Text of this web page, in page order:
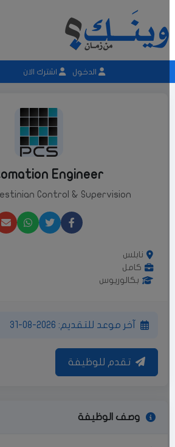
الدخول اشترك الان
Engineer
Control & Supervision -
نابلس
كامل
بكالوريوس
آخر موعد للتقديم: 2026-08-31
تقدم للوظيفة
وصف الوظيفة